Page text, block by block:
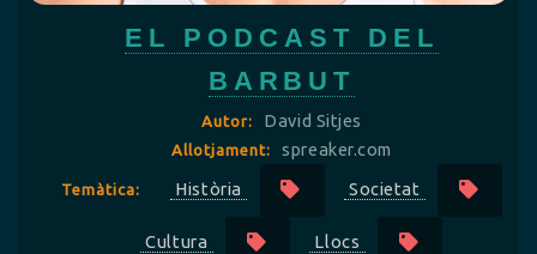
EL PODCAST DEL
BARBUT
Autor: David Sitjes
Allotjament: spreaker.com
Temàtica: Història Societat
Cultura Llocs